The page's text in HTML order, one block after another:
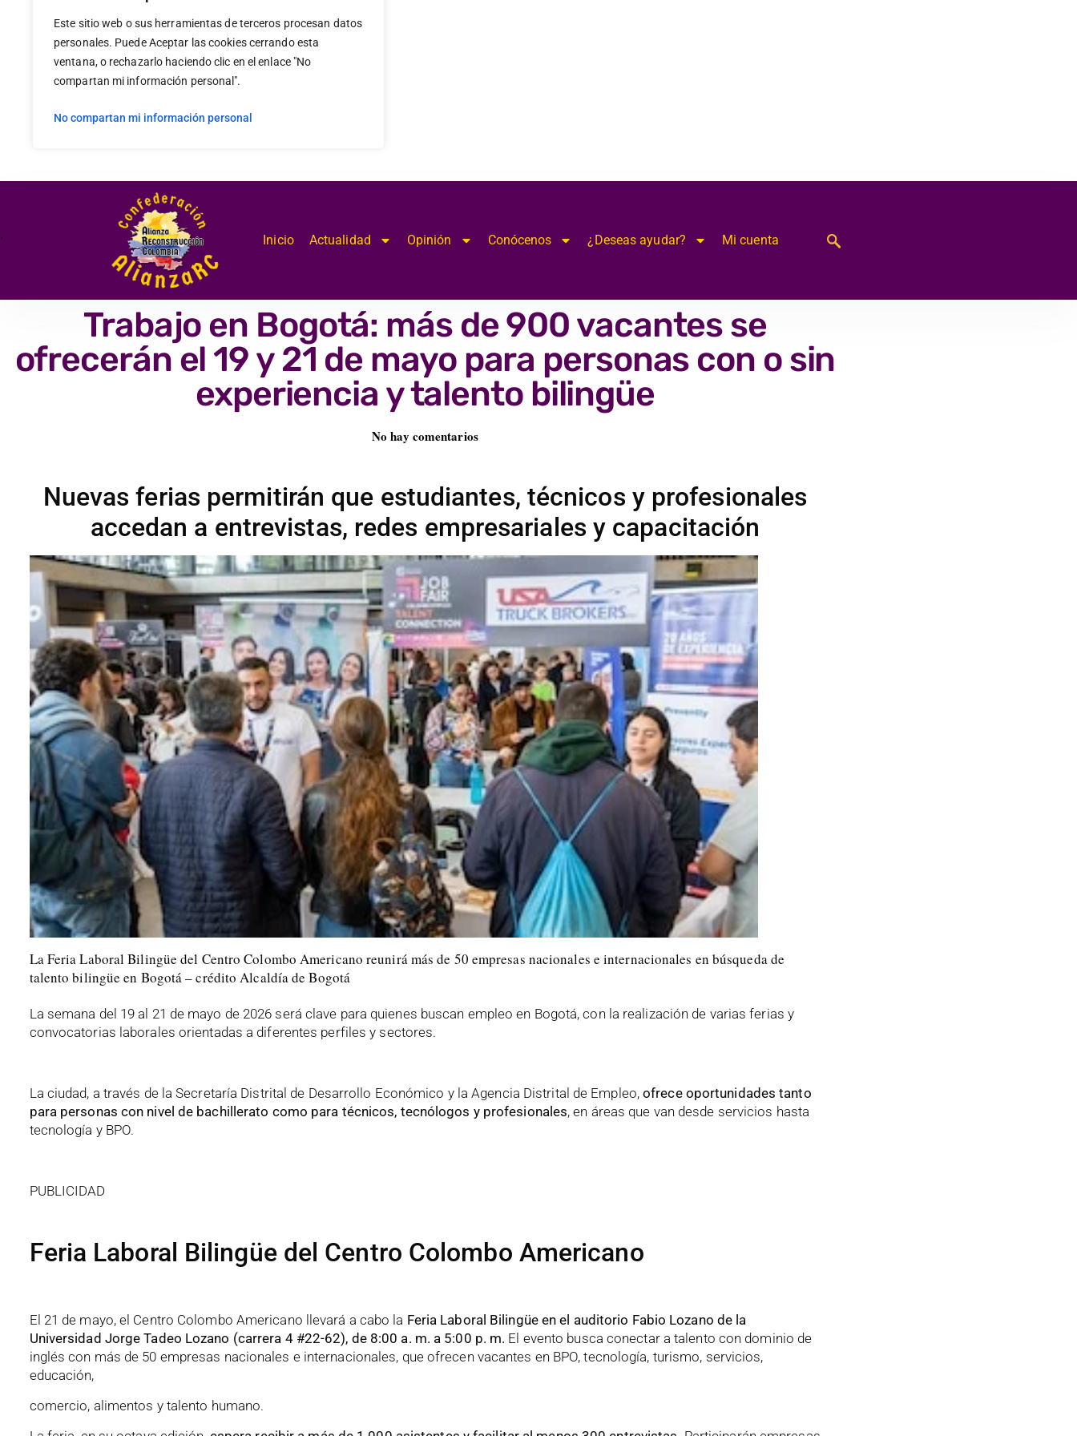
Este sitio web o sus herramientas de terceros procesan datos
personales. Puede Aceptar las cookies cerrando esta
ventana, o rechazarlo haciendo clic en el enlace "No
compartan mi información personal".
No compartan mi información personal
. Inicio Actualidad Opinión Conócenos ¿Deseas ayudar? Mi cuenta
Trabajo en Bogotá: más de 900 vacantes se
ofrecerán el 19 y 21 de mayo para personas con o sin
experiencia y talento bilingüe
No hay comentarios
Nuevas ferias permitirán que estudiantes, técnicos y profesionales
accedan a entrevistas, redes empresariales y capacitación
La Feria Laboral Bilingüe del Centro Colombo Americano reunirá más de 50 empresas nacionales e internacionales en búsqueda de
talento bilingüe en Bogotá – crédito Alcaldía de Bogotá
La semana del 19 al 21 de mayo de 2026 será clave para quienes buscan empleo en Bogotá, con la realización de varias ferias y
convocatorias laborales orientadas a diferentes perfiles y sectores.
La ciudad, a través de la Secretaría Distrital de Desarrollo Económico y la Agencia Distrital de Empleo,ofrece oportunidades tanto
para personas con nivel de bachillerato como para técnicos, tecnólogos y profesionales, en áreas que van desde servicios hasta
tecnología y BPO.
PUBLICIDAD
Feria Laboral Bilingüe del Centro Colombo Americano
El 21 de mayo, el Centro Colombo Americano llevará a cabo la Feria Laboral Bilingüe en el auditorio Fabio Lozano de la
Universidad Jorge Tadeo Lozano (carrera 4 #22-62), de 8:00 a. m. a 5:00 p. m. El evento busca conectar a talento con dominio de
inglés con más de 50 empresas nacionales e internacionales, que ofrecen vacantes en BPO, tecnología, turismo, servicios,
educación,
comercio, alimentos y talento humano.